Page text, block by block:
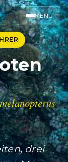
MENÜ
drei